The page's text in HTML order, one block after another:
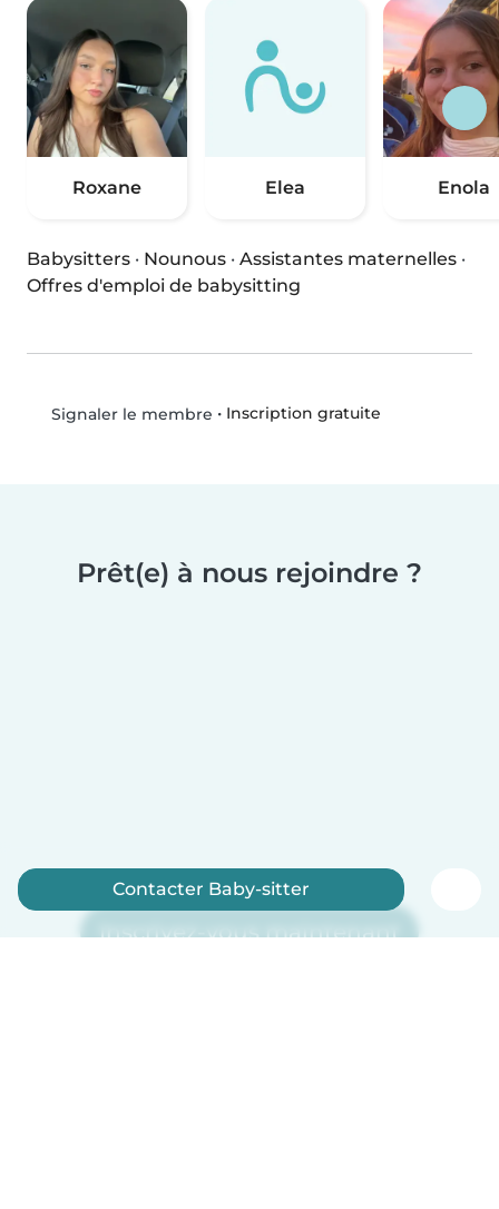
Roxane Elea Enola
Babysitters · Nounous · Assistantes maternelles ·
Offres d'emploi de babysitting
Signaler le membre • Inscription gratuite
Prêt(e) à nous rejoindre ?
Inscrivez-vous maintenant
Contacter Baby-sitter